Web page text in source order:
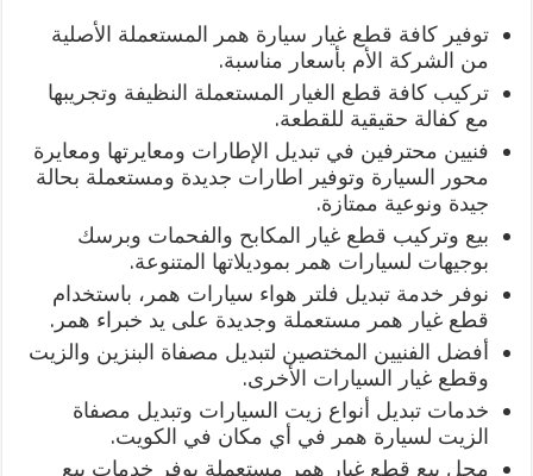
توفير كافة قطع غيار سيارة همر المستعملة الأصلية
من الشركة الأم بأسعار مناسبة.
تركيب كافة قطع الغيار المستعملة النظيفة وتجريبها
مع كفالة حقيقية للقطعة.
فنيين محترفين في تبديل الإطارات ومعايرتها ومعايرة
محور السيارة وتوفير اطارات جديدة ومستعملة بحالة
جيدة ونوعية ممتازة.
بيع وتركيب قطع غيار المكابح والفحمات وبرسك
بوجيهات لسيارات همر بموديلاتها المتنوعة.
نوفر خدمة تبديل فلتر هواء سيارات همر، باستخدام
قطع غيار همر مستعملة وجديدة على يد خبراء همر.
أفضل الفنيين المختصين لتبديل مصفاة البنزين والزيت
وقطع غيار السيارات الأخرى.
خدمات تبديل أنواع زيت السيارات وتبديل مصفاة
الزيت لسيارة همر في أي مكان في الكويت.
محل بيع قطع غيار همر مستعملة يوفر خدمات بيع